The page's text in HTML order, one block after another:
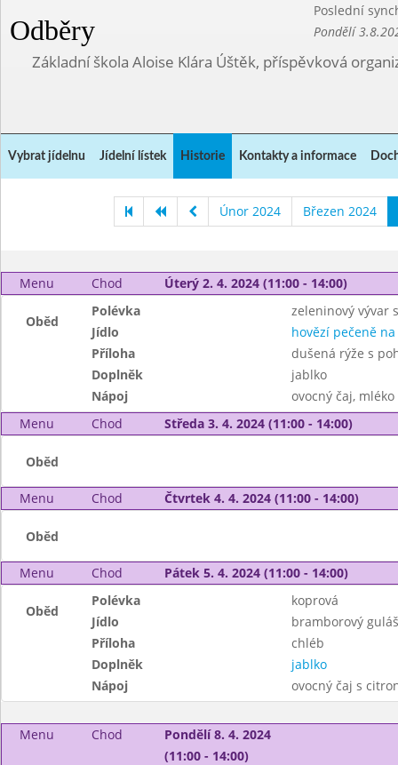
Odběry
Poslední
Pondělí
Základní škola Aloise Klára Úštěk, příspěvková
Vybrat jídelnu Jídelní lístek Historie Kontakty a informace
Únor 2024 Březen 2024
Menu Chod Úterý 2. 4. 2024 (11:00 - 14:00)
Oběd
Polévka
zeleninový vývar
Jídlo
hovězí pečeně
Příloha
dušená rýže s
Doplněk
jablko
Nápoj
ovocný čaj, mléko
Menu
Chod Středa 3. 4. 2024 (11:00 - 14:00)
Oběd
Menu Chod Čtvrtek 4. 4. 2024 (11:00 - 14:00)
Oběd
Menu Chod Pátek 5. 4. 2024 (11:00 - 14:00)
Oběd
Polévka
koprová
Jídlo
bramborový
Příloha
chléb
Doplněk
jablko
Nápoj
ovocný čaj s
Menu Chod
Pondělí 8. 4. 2024
(11:00 - 14:00)